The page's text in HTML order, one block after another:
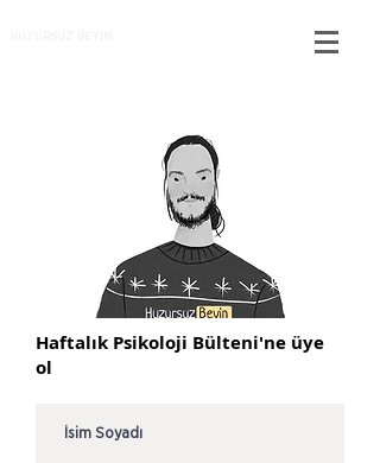
Haftalık Psikoloji Bülteni'ne üye
ol